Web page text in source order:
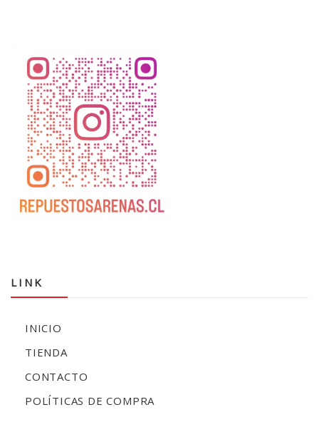
LINK
INICIO
TIENDA
CONTACTO
POLÍTICAS DE COMPRA